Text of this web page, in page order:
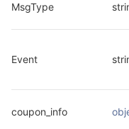
MsgType
Event
coupon_info